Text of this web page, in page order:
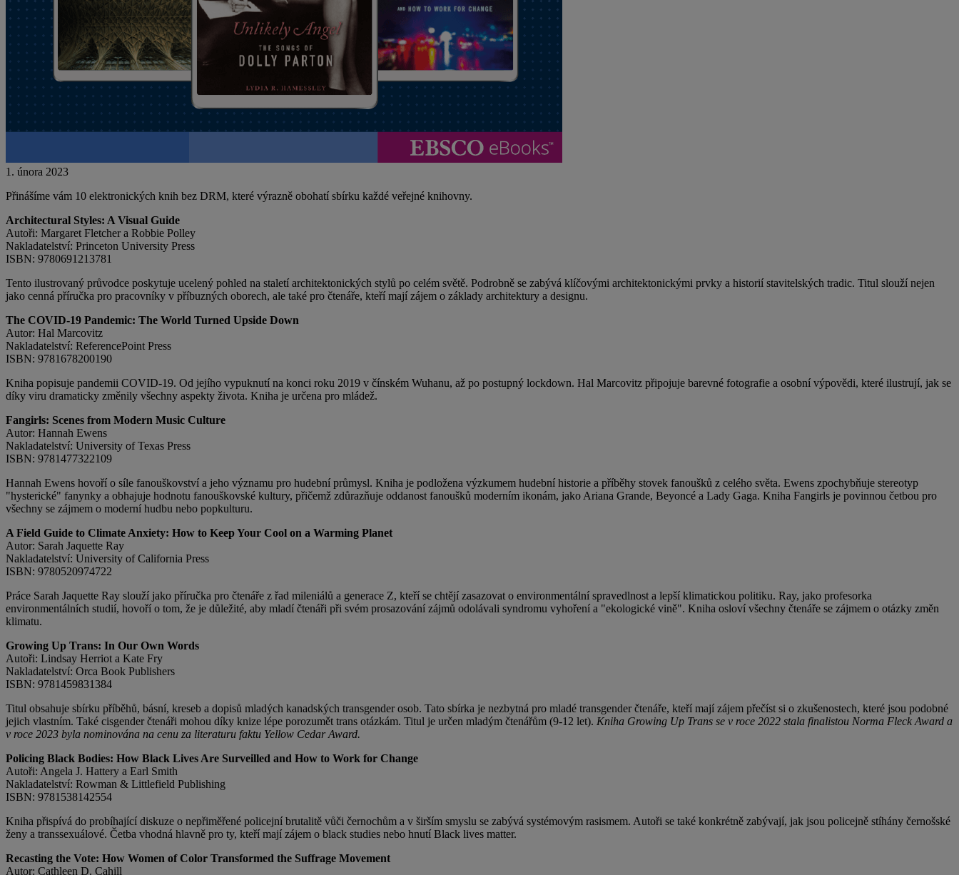
1. února 2023
Přinášíme vám 10 elektronických knih bez DRM, které výrazně obohatí sbírku každé veřejné knihovny.
Architectural Styles: A Visual Guide
Autoři: Margaret Fletcher a Robbie Polley
Nakladatelství: Princeton University Press
ISBN: 9780691213781
Tento ilustrovaný průvodce poskytuje ucelený pohled na staletí architektonických stylů po celém světě. Podrobně se zabývá klíčovými architektonickými prvky a historií stavitelských tradic. Titul slouží nejen
jako cenná příručka pro pracovníky v příbuzných oborech, ale také pro čtenáře, kteří mají zájem o základy architektury a designu.
The COVID-19 Pandemic: The World Turned Upside Down
Autor: Hal Marcovitz
Nakladatelství: ReferencePoint Press
ISBN: 9781678200190
Kniha popisuje pandemii COVID-19. Od jejího vypuknutí na konci roku 2019 v čínském Wuhanu, až po postupný lockdown. Hal Marcovitz připojuje barevné fotografie a osobní výpovědi, které ilustrují, jak se
díky viru dramaticky změnily všechny aspekty života. Kniha je určena pro mládež.
Fangirls: Scenes from Modern Music Culture
Autor: Hannah Ewens
Nakladatelství: University of Texas Press
ISBN: 9781477322109
Hannah Ewens hovoří o síle fanouškovství a jeho významu pro hudební průmysl. Kniha je podložena výzkumem hudební historie a příběhy stovek fanoušků z celého světa. Ewens zpochybňuje stereotyp
"hysterické" fanynky a obhajuje hodnotu fanouškovské kultury, přičemž zdůrazňuje oddanost fanoušků moderním ikonám, jako Ariana Grande, Beyoncé a Lady Gaga. Kniha Fangirls je povinnou četbou pro
všechny se zájmem o moderní hudbu nebo popkulturu.
A Field Guide to Climate Anxiety: How to Keep Your Cool on a Warming Planet
Autor: Sarah Jaquette Ray
Nakladatelství: University of California Press
ISBN: 9780520974722
Práce Sarah Jaquette Ray slouží jako příručka pro čtenáře z řad mileniálů a generace Z, kteří se chtějí zasazovat o environmentální spravedlnost a lepší klimatickou politiku. Ray, jako profesorka
environmentálních studií, hovoří o tom, že je důležité, aby mladí čtenáři při svém prosazování zájmů odolávali syndromu vyhoření a "ekologické vině". Kniha osloví všechny čtenáře se zájmem o otázky změn
klimatu.
Growing Up Trans: In Our Own Words
Autoři: Lindsay Herriot a Kate Fry
Nakladatelství: Orca Book Publishers
ISBN: 9781459831384
Titul obsahuje sbírku příběhů, básní, kreseb a dopisů mladých kanadských transgender osob. Tato sbírka je nezbytná pro mladé transgender čtenáře, kteří mají zájem přečíst si o zkušenostech, které jsou podobné
jejich vlastním. Také cisgender čtenáři mohou díky knize lépe porozumět trans otázkám. Titul je určen mladým čtenářům (9-12 let). Kniha Growing Up Trans se v roce 2022 stala finalistou Norma Fleck Award a
v roce 2023 byla nominována na cenu za literaturu faktu Yellow Cedar Award.
Policing Black Bodies: How Black Lives Are Surveilled and How to Work for Change
Autoři: Angela J. Hattery a Earl Smith
Nakladatelství: Rowman & Littlefield Publishing
ISBN: 9781538142554
Kniha přispívá do probíhající diskuze o nepřiměřené policejní brutalitě vůči černochům a v širším smyslu se zabývá systémovým rasismem. Autoři se také konkrétně zabývají, jak jsou policejně stíhány černošské
ženy a transsexuálové. Četba vhodná hlavně pro ty, kteří mají zájem o black studies nebo hnutí Black lives matter.
Recasting the Vote: How Women of Color Transformed the Suffrage Movement
Autor: Cathleen D. Cahill